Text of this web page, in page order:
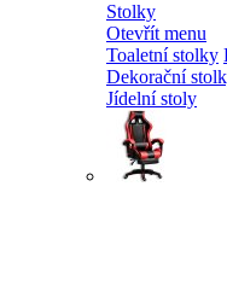
Stolky
Otevřít menu
Toaletní stolky
Dekorační
Jídelní stoly